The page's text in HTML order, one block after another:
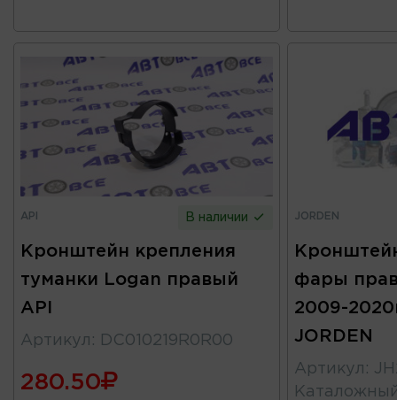
API В наличии
Кронштейн крепления
туманки Logan правый
API
Артикул : DC010219R0R00
280.50
JORDEN
фары
2009-
JORDEN
Артикул :